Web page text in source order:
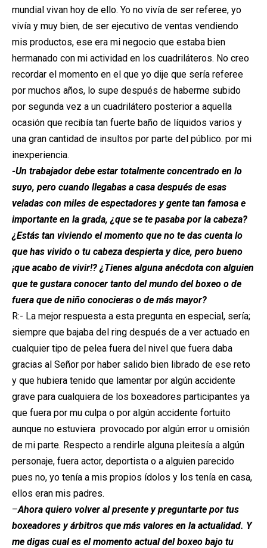
mundial vivan hoy de ello. Yo no vivía de ser referee, yo
vivía y muy bien, de ser ejecutivo de ventas vendiendo
mis productos, ese era mi negocio que estaba bien
hermanado con mi actividad en los cuadriláteros. No creo
recordar el momento en el que yo dije que sería referee
por muchos años, lo supe después de haberme subido
por segunda vez a un cuadrilátero posterior a aquella
ocasión que recibía tan fuerte baño de líquidos varios y
una gran cantidad de insultos por parte del público. por mi
inexperiencia.
-Un trabajador debe estar totalmente concentrado en lo
suyo, pero cuando llegabas a casa después de esas
veladas con miles de espectadores y gente tan famosa e
importante en la grada, ¿que se te pasaba por la cabeza?
¿Estás tan viviendo el momento que no te das cuenta lo
que has vivido o tu cabeza despierta y dice, pero bueno
¡que acabo de vivir!? ¿Tienes alguna anécdota con alguien
que te gustara conocer tanto del mundo del boxeo o de
fuera que de niño conocieras o de más mayor?
R:- La mejor respuesta a esta pregunta en especial, sería;
siempre que bajaba del ring después de a ver actuado en
cualquier tipo de pelea fuera del nivel que fuera daba
gracias al Señor por haber salido bien librado de ese reto
y que hubiera tenido que lamentar por algún accidente
grave para cualquiera de los boxeadores participantes ya
que fuera por mu culpa o por algún accidente fortuito
aunque no estuviera provocado por algún error u omisión
de mi parte. Respecto a rendirle alguna pleitesía a algún
personaje, fuera actor, deportista o a alguien parecido
pues no, yo tenía a mis propios ídolos y los tenía en casa,
ellos eran mis padres.
–Ahora quiero volver al presente y preguntarte por tus
boxeadores y árbitros que más valores en la actualidad. Y
me digas cual es el momento actual del boxeo bajo tu